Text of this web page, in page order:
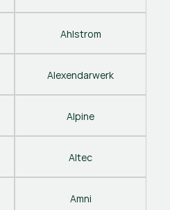
Ahlstrom
Alexendarwerk
Alpine
Altec
Amni